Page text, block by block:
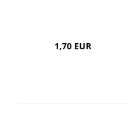
1,70 EUR